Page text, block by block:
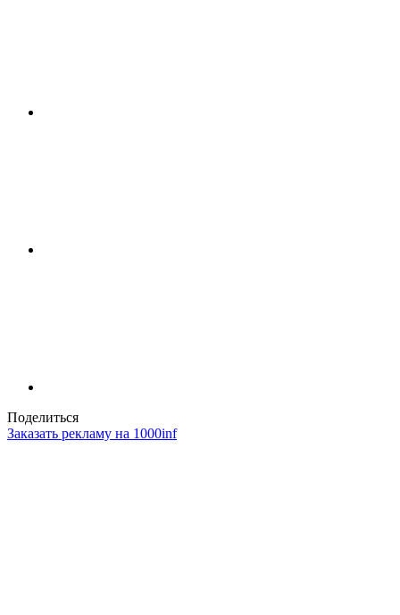
Поделиться
Заказать рекламу на 1000inf